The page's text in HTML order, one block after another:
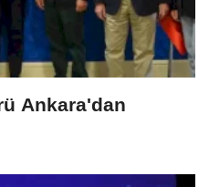
Ankara'dan